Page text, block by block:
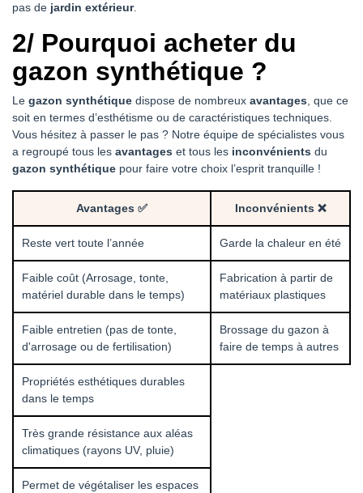
pas de jardin extérieur.
2/ Pourquoi acheter du
gazon synthétique ?
Le gazon synthétique dispose de nombreux avantages, que ce
soit en termes d’esthétisme ou de caractéristiques techniques.
Vous hésitez à passer le pas ? Notre équipe de spécialistes vous
a regroupé tous les avantages et tous les inconvénients du
gazon synthétique pour faire votre choix l’esprit tranquille !
Avantages ✅ Inconvénients ❌
Reste vert toute l’année Garde la chaleur en été
Faible coût (Arrosage, tonte,
matériel durable dans le temps)
Fabrication à partir de
matériaux plastiques
Faible entretien (pas de tonte,
d'arrosage ou de fertilisation)
Brossage du gazon à
faire de temps à autres
Propriétés esthétiques durables
dans le temps
Très grande résistance aux aléas
climatiques (rayons UV, pluie)
Permet de végétaliser les espaces